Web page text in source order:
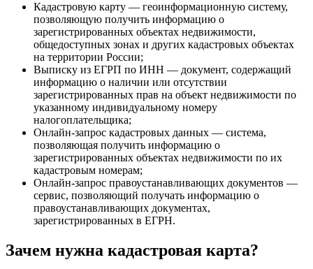
Кадастровую карту — геоинформационную систему,
позволяющую получить информацию о
зарегистрированных объектах недвижимости,
общедоступных зонах и других кадастровых объектах
на территории России;
Выписку из ЕГРП по ИНН — документ, содержащий
информацию о наличии или отсутствии
зарегистрированных прав на объект недвижимости по
указанному индивидуальному номеру
налогоплательщика;
Онлайн-запрос кадастровых данных — система,
позволяющая получить информацию о
зарегистрированных объектах недвижимости по их
кадастровым номерам;
Онлайн-запрос правоустанавливающих документов —
сервис, позволяющий получать информацию о
правоустанавливающих документах,
зарегистрированных в ЕГРН.
Зачем нужна кадастровая карта?